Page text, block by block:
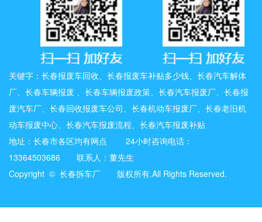
关键字：长春报废车回收、长春报废车补贴多少钱、长春汽车解体
厂、长春车辆报废 、长春车辆报废政策、长春汽车报废厂、长春报
废汽车厂、长春回收报废车公司、长春机动车报废厂、长春老旧机
动车报废中心、长春汽车报废流程、长春汽车报废补贴
地址：长春市各区均有网点 24小时咨询电话：
13364503686 联系人：董先生
Copyright © 长春拆车厂 版权所有.All Rights Reserved.